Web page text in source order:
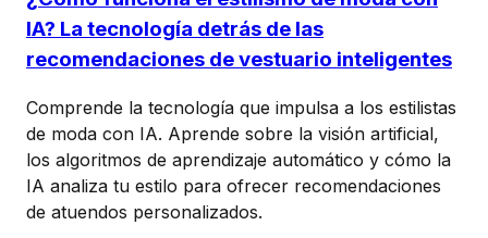
IA? La tecnología detrás de las
recomendaciones de vestuario inteligentes
Comprende la tecnología que impulsa a los estilistas
de moda con IA. Aprende sobre la visión artificial,
los algoritmos de aprendizaje automático y cómo la
IA analiza tu estilo para ofrecer recomendaciones
de atuendos personalizados.